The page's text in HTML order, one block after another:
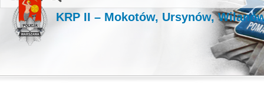
KRP II – Mokotów, Ursynów,